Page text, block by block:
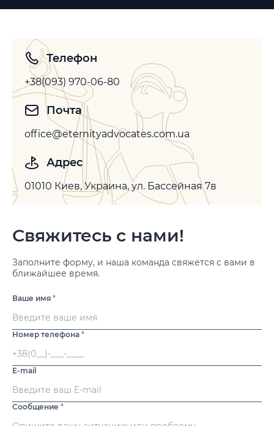
Телефон
+38(093) 970-06-80
Почта
office@eternityadvocates.com.ua
Адрес
01010 Киев, Украина, ул. Бассейная 7в
Свяжитесь с нами!
Заполните форму, и наша команда свяжется с вами в
ближайшее время.
Ваше имя *
Номер телефона *
E-mail
Сообщение *